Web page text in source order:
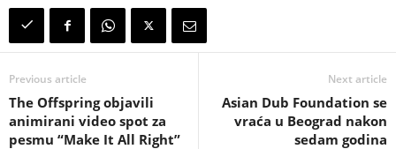
Previous article
The Offspring objavili
animirani video spot za
pesmu “Make It All Right”
Next article
Asian Dub Foundation se
vraća u Beograd nakon
sedam godina